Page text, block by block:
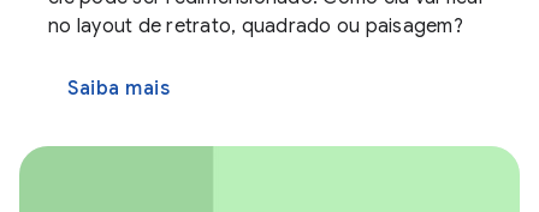
no layout de retrato, quadrado ou paisagem?
Saiba mais